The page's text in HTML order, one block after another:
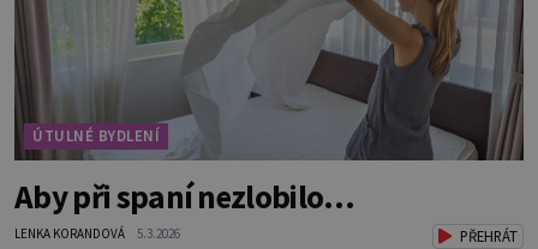
ÚTULNÉ BYDLENÍ
Aby při spaní nezlobilo…
LENKA KORANDOVÁ 5.3.2026 PŘEHRÁT